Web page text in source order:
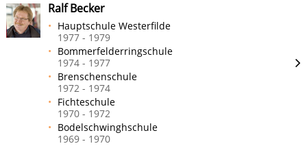
Ralf Becker
Hauptschule Westerfilde
1977 - 1979
Bommerfelderringschule
1974 - 1977
Brenschenschule
1972 - 1974
Fichteschule
1970 - 1972
Bodelschwinghschule
1969 - 1970